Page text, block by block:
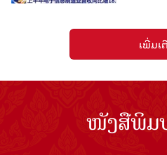
ເພີ່ມເ
ໜັງສືພິມ